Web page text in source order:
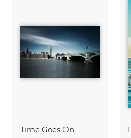
Time Goes On